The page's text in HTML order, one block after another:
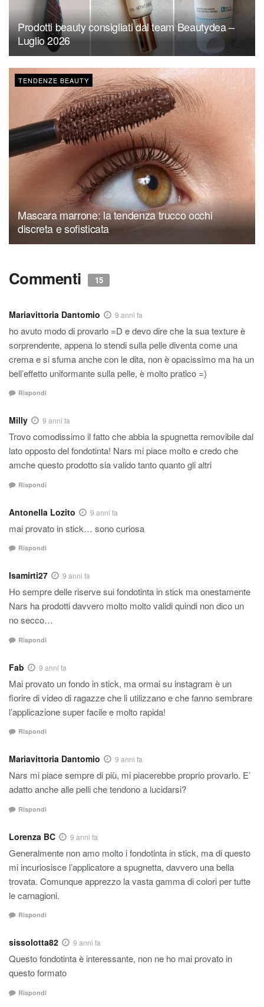
Prodotti beauty consigliati dal team Beautydea –
Luglio 2026
TENDENZE BEAUTY
Mascara marrone: la tendenza trucco occhi
discreta e sofisticata
Commenti 15
Mariavittoria Dantomio 9 anni fa
ho avuto modo di provarlo =D e devo dire che la sua texture è
sorprendente, appena lo stendi sulla pelle diventa come una
crema e si sfuma anche con le dita, non è opacissimo ma ha un
bell’effetto uniformante sulla pelle, è molto pratico =)
Rispondi
Milly 9 anni fa
Trovo comodissimo il fatto che abbia la spugnetta removibile dal
lato opposto del fondotinta! Nars mi piace molto e credo che
amche questo prodotto sia valido tanto quanto gli altri
Rispondi
Antonella Lozito 9 anni fa
mai provato in stick… sono curiosa
Rispondi
Isamirti27 9 anni fa
Ho sempre delle riserve sui fondotinta in stick ma onestamente
Nars ha prodotti davvero molto molto validi quindi non dico un
no secco…
Rispondi
Fab 9 anni fa
Mai provato un fondo in stick, ma ormai su instagram è un
fiorire di video di ragazze che li utilizzano e che fanno sembrare
l’applicazione super facile e molto rapida!
Rispondi
Mariavittoria Dantomio 9 anni fa
Nars mi piace sempre di più, mi piacerebbe proprio provarlo. E’
adatto anche alle pelli che tendono a lucidarsi?
Rispondi
Lorenza BC 9 anni fa
Generalmente non amo molto i fondotinta in stick, ma di questo
mi incuriosisce l’applicatore a spugnetta, davvero una bella
trovata. Comunque apprezzo la vasta gamma di colori per tutte
le carnagioni.
Rispondi
sissolotta82 9 anni fa
Questo fondotinta è interessante, non ne ho mai provato in
questo formato
Rispondi